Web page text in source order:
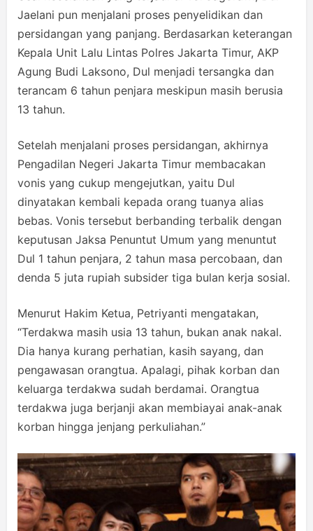
Jaelani pun menjalani proses penyelidikan dan
persidangan yang panjang. Berdasarkan keterangan
Kepala Unit Lalu Lintas Polres Jakarta Timur, AKP
Agung Budi Laksono, Dul menjadi tersangka dan
terancam 6 tahun penjara meskipun masih berusia
13 tahun.
Setelah menjalani proses persidangan, akhirnya
Pengadilan Negeri Jakarta Timur membacakan
vonis yang cukup mengejutkan, yaitu Dul
dinyatakan kembali kepada orang tuanya alias
bebas. Vonis tersebut berbanding terbalik dengan
keputusan Jaksa Penuntut Umum yang menuntut
Dul 1 tahun penjara, 2 tahun masa percobaan, dan
denda 5 juta rupiah subsider tiga bulan kerja sosial.
Menurut Hakim Ketua, Petriyanti mengatakan,
“Terdakwa masih usia 13 tahun, bukan anak nakal.
Dia hanya kurang perhatian, kasih sayang, dan
pengawasan orangtua. Apalagi, pihak korban dan
keluarga terdakwa sudah berdamai. Orangtua
terdakwa juga berjanji akan membiayai anak-anak
korban hingga jenjang perkuliahan.”